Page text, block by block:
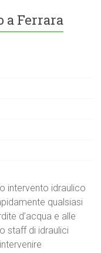
a Ferrara
intervento idraulico
qualsiasi
d’acqua e alle
staff di idraulici